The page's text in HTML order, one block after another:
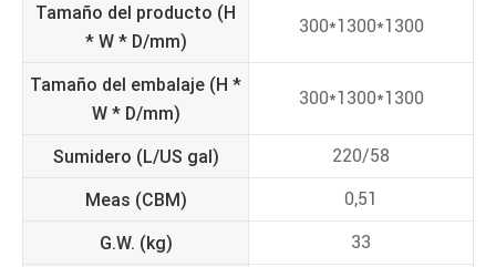
Tamaño del producto (H
* W * D/mm)
300*1300*1300
Tamaño del embalaje (H *
W * D/mm)
300*1300*1300
Sumidero (L/US gal) 220/58
Meas (CBM) 0,51
G.W. (kg) 33